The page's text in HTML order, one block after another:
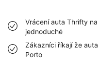
Vrácení auta Thrifty
jednoduché
Zákazníci říkají že
Porto